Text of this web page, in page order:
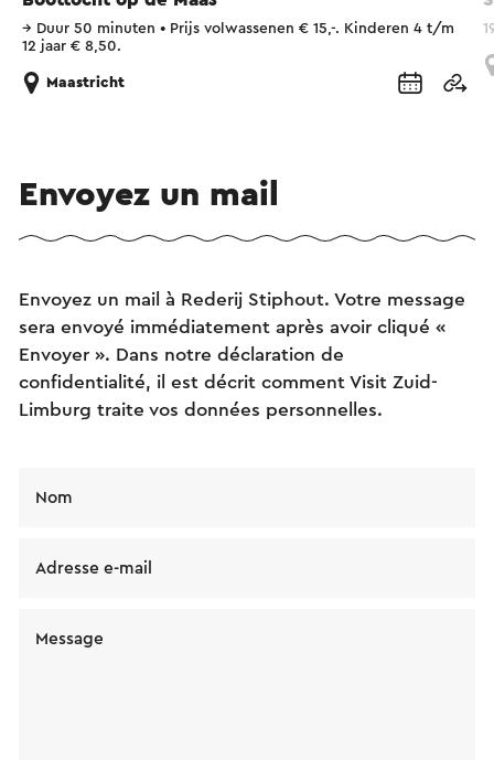
→ Duur 50 minuten • Prijs volwassenen € 15,-. Kinderen 4 t/m
12 jaar € 8,50.
Maastricht
Envoyez un mail
Envoyez un mail à Rederij Stiphout. Votre message
sera envoyé immédiatement après avoir cliqué «
Envoyer ». Dans notre déclaration de
confidentialité, il est décrit comment Visit Zuid-
Limburg traite vos données personnelles.
Nom
Adresse e-mail
Message